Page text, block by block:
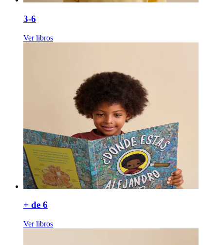
3-6
Ver libros
+ de 6
Ver libros